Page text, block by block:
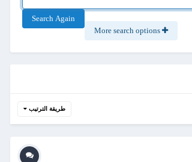
Search Again
طريقة الترتيب